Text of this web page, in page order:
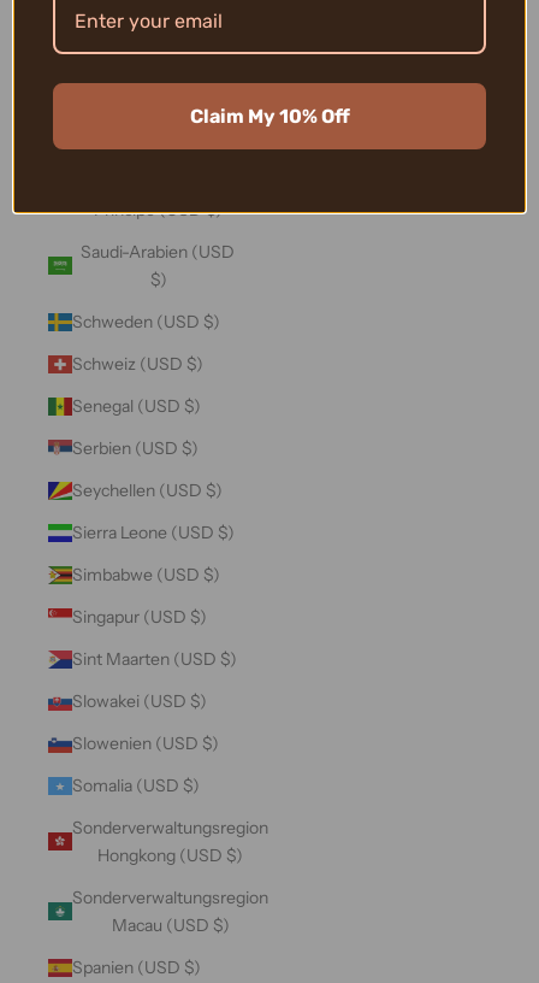
Salomonen (USD $)
Sambia (USD $)
Príncipe (USD $)
Saudi-Arabien (USD
$)
Schweden (USD $)
Schweiz (USD $)
Senegal (USD $)
Serbien (USD $)
Seychellen (USD $)
Sierra Leone (USD $)
Simbabwe (USD $)
Singapur (USD $)
Sint Maarten (USD $)
Slowakei (USD $)
Slowenien (USD $)
Somalia (USD $)
Sonderverwaltungsregion
Hongkong (USD $)
Sonderverwaltungsregion
Macau (USD $)
Spanien (USD $)
Claim My 10% Off